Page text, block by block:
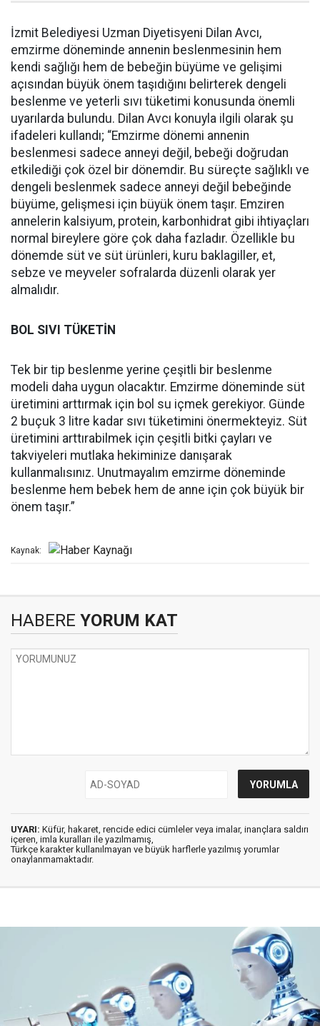
İzmit Belediyesi Uzman Diyetisyeni Dilan Avcı,
emzirme döneminde annenin beslenmesinin hem
kendi sağlığı hem de bebeğin büyüme ve gelişimi
açısından büyük önem taşıdığını belirterek dengeli
beslenme ve yeterli sıvı tüketimi konusunda önemli
uyarılarda bulundu. Dilan Avcı konuyla ilgili olarak şu
ifadeleri kullandı; “Emzirme dönemi annenin
beslenmesi sadece anneyi değil, bebeği doğrudan
etkilediği çok özel bir dönemdir. Bu süreçte sağlıklı ve
dengeli beslenmek sadece anneyi değil bebeğinde
büyüme, gelişmesi için büyük önem taşır. Emziren
annelerin kalsiyum, protein, karbonhidrat gibi ihtiyaçları
normal bireylere göre çok daha fazladır. Özellikle bu
dönemde süt ve süt ürünleri, kuru baklagiller, et,
sebze ve meyveler sofralarda düzenli olarak yer
almalıdır.
BOL SIVI TÜKETİN
Tek bir tip beslenme yerine çeşitli bir beslenme
modeli daha uygun olacaktır. Emzirme döneminde süt
üretimini arttırmak için bol su içmek gerekiyor. Günde
2 buçuk 3 litre kadar sıvı tüketimini önermekteyiz. Süt
üretimini arttırabilmek için çeşitli bitki çayları ve
takviyeleri mutlaka hekiminize danışarak
kullanmalısınız. Unutmayalım emzirme döneminde
beslenme hem bebek hem de anne için çok büyük bir
önem taşır.”
Kaynak:
HABERE YORUM KAT
UYARI: Küfür, hakaret, rencide edici cümleler veya imalar, inançlara saldırı
içeren, imla kuralları ile yazılmamış,
Türkçe karakter kullanılmayan ve büyük harflerle yazılmış yorumlar
onaylanmamaktadır.